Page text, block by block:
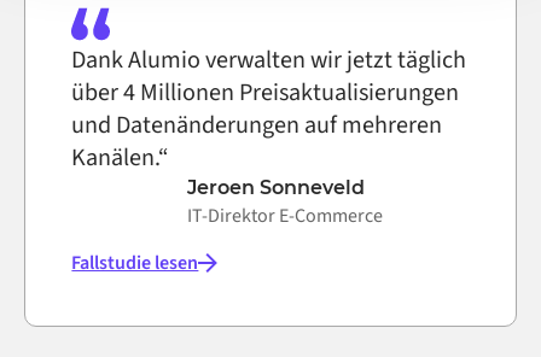
Dank Alumio verwalten wir jetzt täglich
über 4 Millionen Preisaktualisierungen
und Datenänderungen auf mehreren
Kanälen.“
Jeroen Sonneveld
IT-Direktor E-Commerce
Fallstudie lesen